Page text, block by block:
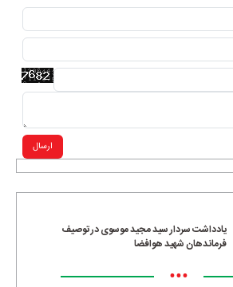
یادداشت سردار سید مجید موسوی در توصیف
فرماندهان شهید هوافضا
•••
ارسال